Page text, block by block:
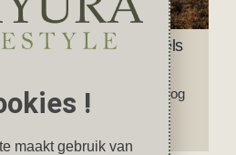
12 tips + regels
wildkamperen? In deze blog
weten.
!
maakt gebruik van